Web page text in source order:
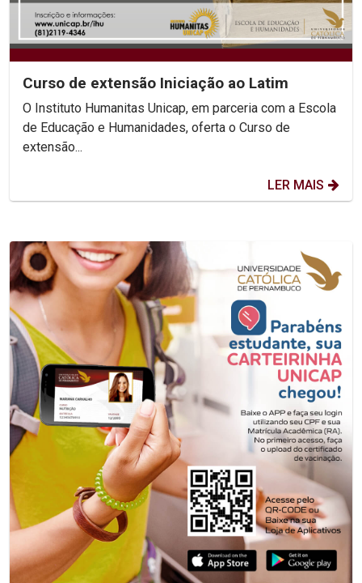
Curso de extensão Iniciação ao Latim
O Instituto Humanitas Unicap, em parceria com a Escola
de Educação e Humanidades, oferta o Curso de
extensão...
LER MAIS